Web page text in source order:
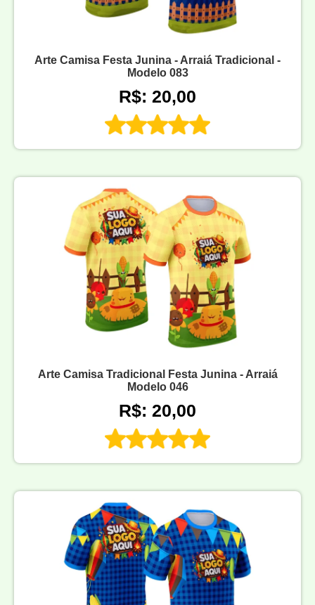
Arte Camisa Festa Junina - Arraiá Tradicional -
Modelo 083
R$: 20,00
Arte Camisa Tradicional Festa Junina - Arraiá
Modelo 046
R$: 20,00